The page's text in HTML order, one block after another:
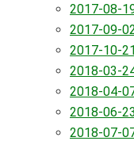
2017-08-
2017-09-
2017-10-21
2018-03-
2018-04-
2018-06-23
2018-07-